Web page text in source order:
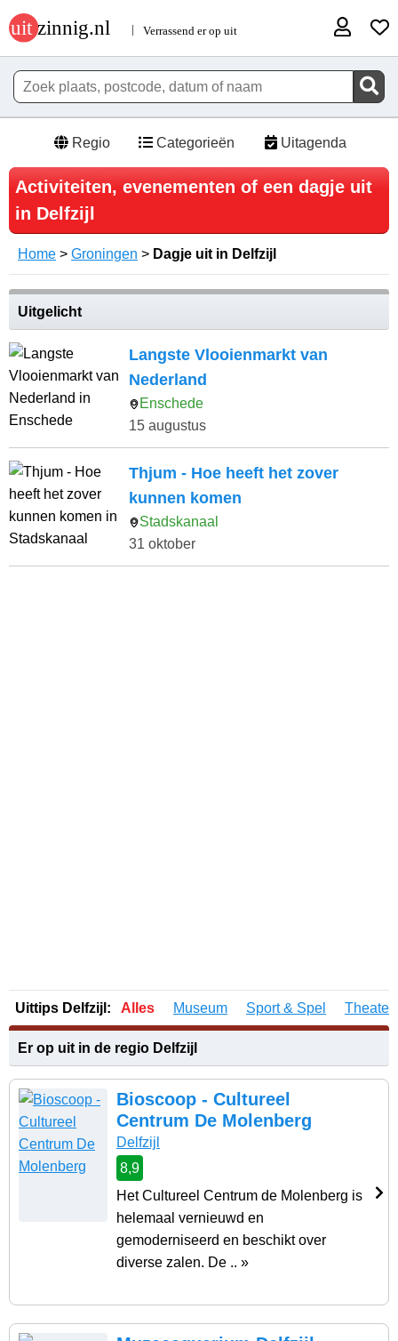
Regio Categorieën Uitagenda
Activiteiten, evenementen of een dagje uit
in Delfzijl
Home > Groningen > Dagje uit in Delfzijl
Uitgelicht
Langste Vlooienmarkt van
Nederland
Enschede
15 augustus
Thjum - Hoe heeft het zover
kunnen komen
Stadskanaal
31 oktober
Uittips Delfzijl: Alles Museum Sport & Spel Theater
Er op uit in de regio Delfzijl
Bioscoop - Cultureel
Centrum De Molenberg
Delfzijl
8,9
Het Cultureel Centrum de Molenberg is
helemaal vernieuwd en
gemoderniseerd en beschikt over
diverse zalen. De .. »